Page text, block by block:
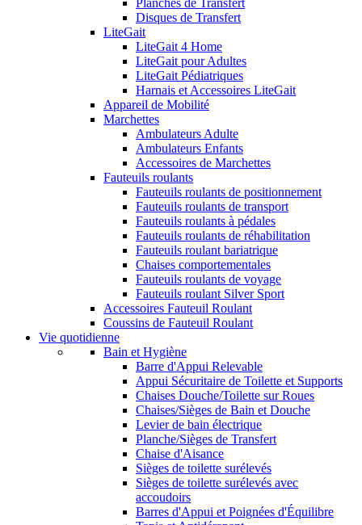
Planches de Transfert
Disques de Transfert
LiteGait
LiteGait 4 Home
LiteGait pour Adultes
LiteGait Pédiatriques
Harnais et Accessoires LiteGait
Appareil de Mobilité
Marchettes
Ambulateurs Adulte
Ambulateurs Enfants
Accessoires de Marchettes
Fauteuils roulants
Fauteuils roulants de positionnement
Fauteuils roulants de transport
Fauteuils roulants à pédales
Fauteuils roulants de réhabilitation
Fauteuils roulant bariatrique
Chaises comportementales
Fauteuils roulants de voyage
Fauteuils roulant Silver Sport
Accessoires Fauteuil Roulant
Coussins de Fauteuil Roulant
Vie quotidienne
Bain et Hygiène
Barre d'Appui Relevable
Appui Sécuritaire de Toilette et Supports
Chaises Douche/Toilette sur Roues
Chaises/Sièges de Bain et Douche
Levier de bain électrique
Planche/Sièges de Transfert
Chaise d'Aisance
Sièges de toilette surélevés
Sièges de toilette surélevés avec
accoudoirs
Barres d'Appui et Poignées d'Équilibre